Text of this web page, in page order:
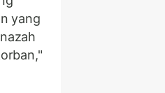
yang